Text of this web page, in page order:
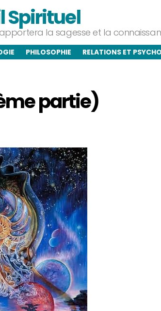
Spirituel
apportera la sagesse et la
PHILOSOPHIE RELATIONS ET
partie)